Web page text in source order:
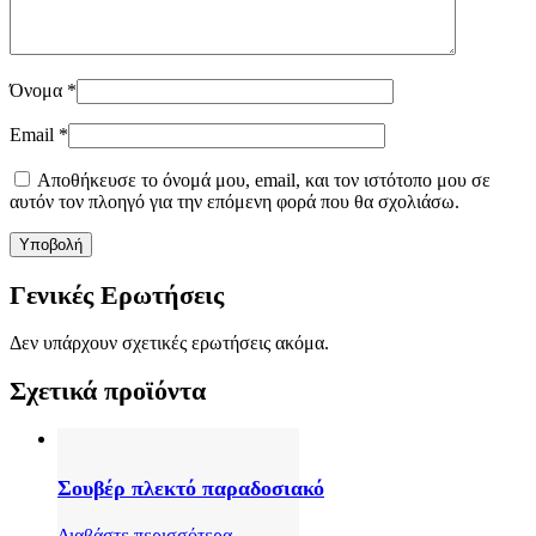
Όνομα *
Email *
Αποθήκευσε το όνομά μου, email, και τον ιστότοπο μου σε
αυτόν τον πλοηγό για την επόμενη φορά που θα σχολιάσω.
Γενικές Ερωτήσεις
Δεν υπάρχουν σχετικές ερωτήσεις ακόμα.
Σχετικά προϊόντα
Σουβέρ πλεκτό παραδοσιακό